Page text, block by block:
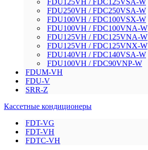
FDU125VH / FDC125VSA-W
FDU250VH / FDC250VSA-W
FDU100VH / FDC100VSX-W
FDU100VH / FDC100VNA-W
FDU125VH / FDC125VNA-W
FDU125VH / FDC125VNX-W
FDU140VH / FDC140VSA-W
FDU100VH / FDC90VNP-W
FDUM-VH
FDU-V
SRR-Z
Кассетные кондиционеры
FDT-VG
FDT-VH
FDTC-VH